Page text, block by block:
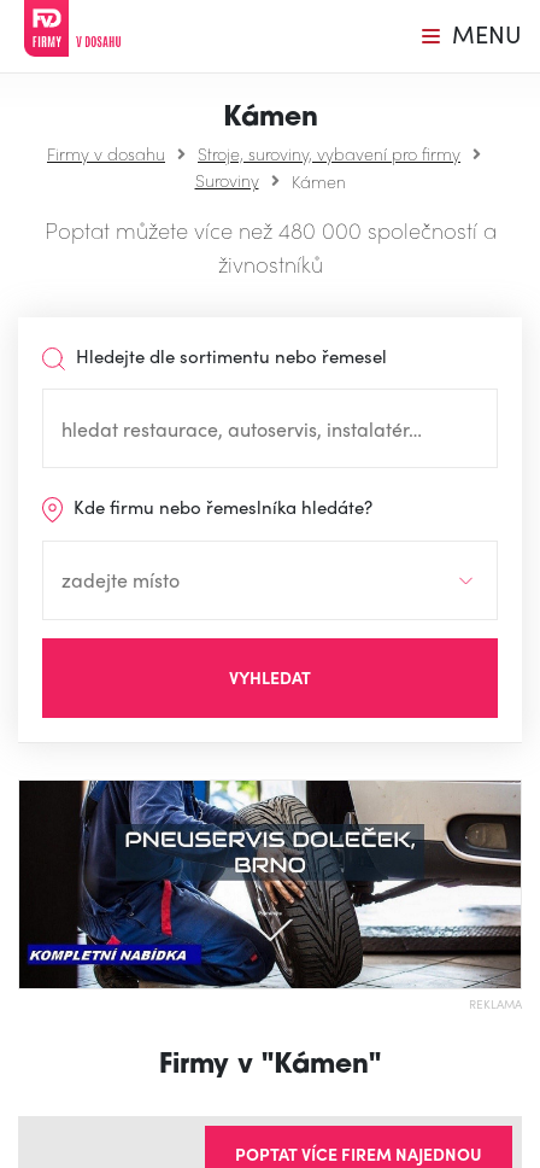
MENU
Kámen
Firmy v dosahu
Stroje, suroviny, vybavení pro firmy
Suroviny
Kámen
Poptat můžete více než 480 000 společností a
živnostníků
Hledejte dle sortimentu nebo řemesel
Kde firmu nebo řemeslníka hledáte?
VYHLEDAT
REKLAMA
Firmy v "Kámen"
POPTAT VÍCE FIREM NAJEDNOU